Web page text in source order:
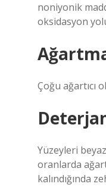
noniyonik
oksidasyon
Çoğu
Yüzeyleri
oranlarda
kalındığında